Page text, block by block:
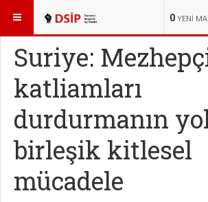
0 YENI
BURADASINIZ: YAYINLAR MARKSİST.ORG
Suriye:
katliamları
durdurmanın
birleşik kitlesel
mücadele